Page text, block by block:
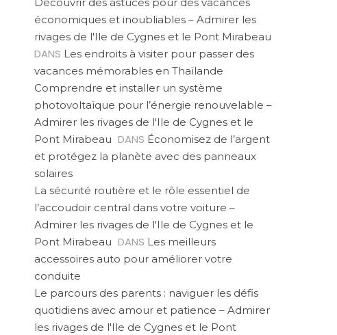
économiques et inoubliables – Admirer les
rivages de l'Ile de Cygnes et le Pont Mirabeau
DANS Les endroits à visiter pour passer des
vacances mémorables en Thaïlande
Comprendre et installer un système
photovoltaïque pour l’énergie renouvelable –
Admirer les rivages de l'Ile de Cygnes et le
Pont Mirabeau DANS Économisez de l’argent
et protégez la planète avec des panneaux
solaires
La sécurité routière et le rôle essentiel de
l’accoudoir central dans votre voiture –
Admirer les rivages de l'Ile de Cygnes et le
Pont Mirabeau DANS Les meilleurs
accessoires auto pour améliorer votre
conduite
Le parcours des parents : naviguer les défis
quotidiens avec amour et patience – Admirer
les rivages de l'Ile de Cygnes et le Pont